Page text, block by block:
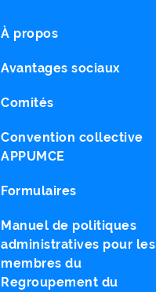
À propos
Avantages sociaux
Comités
Convention collective
APPUMCE
Formulaires
Manuel de politiques
administratives pour les
membres du
Regroupement du